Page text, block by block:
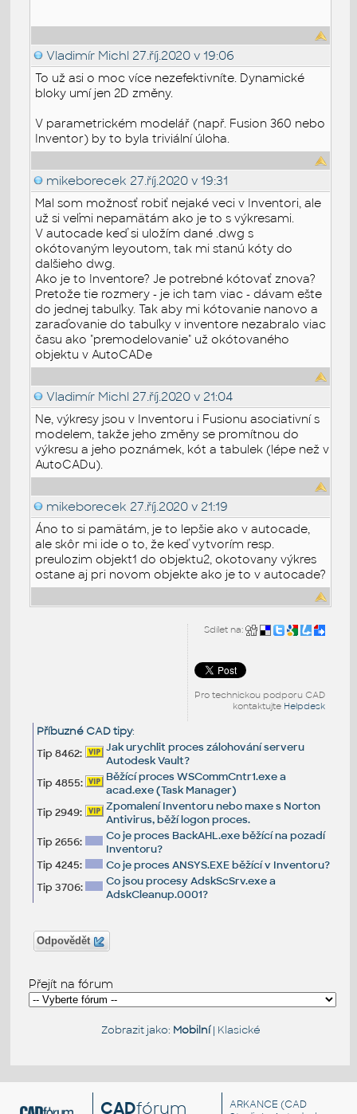
Vladimír Michl 27.říj.2020 v 19:06
To už asi o moc více nezefektivníte. Dynamické
bloky umí jen 2D změny.
V parametrickém modelář (např. Fusion 360 nebo
Inventor) by to byla triviální úloha.
mikeborecek 27.říj.2020 v 19:31
Mal som možnosť robiť nejaké veci v Inventori, ale
už si veľmi nepamätám ako je to s výkresami.
V autocade keď si uložím dané .dwg s
okótovaným leyoutom, tak mi stanú kóty do
dalšieho dwg.
Ako je to Inventore? Je potrebné kótovať znova?
Pretože tie rozmery - je ich tam viac - dávam ešte
do jednej tabuľky. Tak aby mi kótovanie nanovo a
zaraďovanie do tabuľky v inventore nezabralo viac
času ako "premodelovanie" už okótovaného
objektu v AutoCADe
Vladimír Michl 27.říj.2020 v 21:04
Ne, výkresy jsou v Inventoru i Fusionu asociativní s
modelem, takže jeho změny se promítnou do
výkresu a jeho poznámek, kót a tabulek (lépe než v
AutoCADu).
mikeborecek 27.říj.2020 v 21:19
Áno to si pamätám, je to lepšie ako v autocade,
ale skôr mi ide o to, že keď vytvorím resp.
preulozim objekt1 do objektu2, okotovany výkres
ostane aj pri novom objekte ako je to v autocade?
Sdílet na:
Pro technickou podporu CAD
kontaktujte Helpdesk
Příbuzné CAD tipy:
Tip 8462:
Jak urychlit proces zálohování serveru
Autodesk Vault?
Tip 4855:
Běžící proces WSCommCntr1.exe a
acad.exe (Task Manager)
Tip 2949:
Zpomalení Inventoru nebo maxe s Norton
Antivirus, běží logon proces.
Tip 2656:
Co je proces BackAHL.exe běžící na pozadí
Inventoru?
Tip 4245:
Co je proces ANSYS.EXE běžící v Inventoru?
Tip 3706:
Co jsou procesy AdskScSrv.exe a
AdskCleanup.0001?
Odpovědět
Přejít na fórum
Zobrazit jako: Mobilní| Klasické
CADfórum ARKANCE (CAD